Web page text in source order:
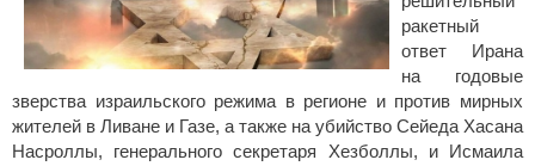
ракетный
ответ Ирана
на годовые
зверства израильского режима в регионе и против мирных
жителей в Ливане и Газе, а также на убийство Сейеда Хасана
Насроллы, генерального секретаря Хезболлы, и Исмаила